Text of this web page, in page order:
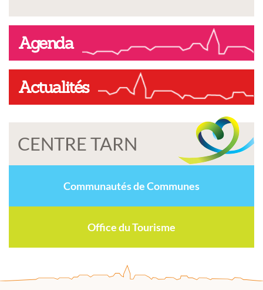
Agenda
Actualités
CENTRE TARN
Communautés de Communes
Office du Tourisme